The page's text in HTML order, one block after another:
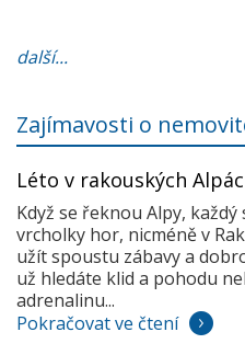
další...
Zajímavosti o
Léto v rakouských
Když se řeknou Alpy,
vrcholky hor, nicméně v
užít spoustu zábavy a
už hledáte klid a pohodu
adrenalinu...
Pokračovat ve čtení